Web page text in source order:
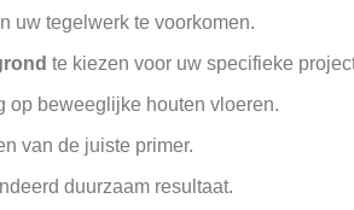
uw tegelwerk te voorkomen.
te kiezen voor uw specifieke
op beweeglijke houten vloeren.
van de juiste primer.
duurzaam resultaat.